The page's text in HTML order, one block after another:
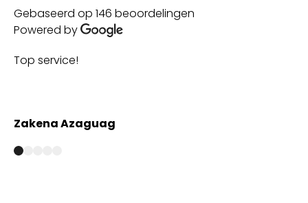
Gebaseerd op 146 beoordelingen
Powered by
Top service!
Zakena Azaguag